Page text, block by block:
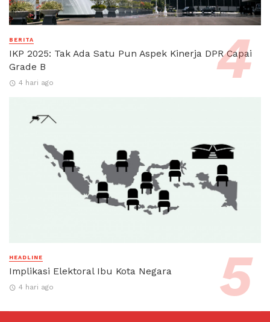
BERITA
IKP 2025: Tak Ada Satu Pun Aspek Kinerja DPR Capai
Grade B
4 hari ago
HEADLINE
Implikasi Elektoral Ibu Kota Negara
4 hari ago